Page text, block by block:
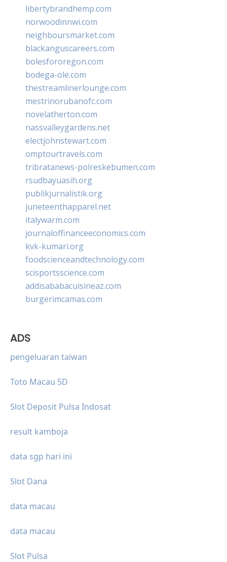
libertybrandhemp.com
norwoodinnwi.com
neighboursmarket.com
blackanguscareers.com
bolesfororegon.com
bodega-ole.com
thestreamlinerlounge.com
mestrinorubanofc.com
novelatherton.com
nassvalleygardens.net
electjohnstewart.com
omptourtravels.com
tribratanews-polreskebumen.com
rsudbayuasih.org
publikjurnalistik.org
juneteenthapparel.net
italywarm.com
journaloffinanceeconomics.com
kvk-kumari.org
foodscienceandtechnology.com
scisportsscience.com
addisababacuisineaz.com
burgerimcamas.com
ADS
pengeluaran taiwan
Toto Macau 5D
Slot Deposit Pulsa Indosat
result kamboja
data sgp hari ini
Slot Dana
data macau
data macau
Slot Pulsa